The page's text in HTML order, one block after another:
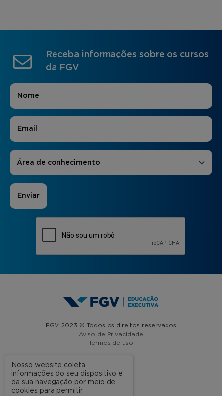
Receba informações sobre os cursos
da FGV
Nome
E-mail
Áreas de Interesse
Área de conhecimento
FGV 2023 © Todos os direitos reservados
Aviso de Privacidade
Termos de uso
A FGV
Nosso website coleta
informações do seu dispositivo e
da sua navegação por meio de
cookies para permitir